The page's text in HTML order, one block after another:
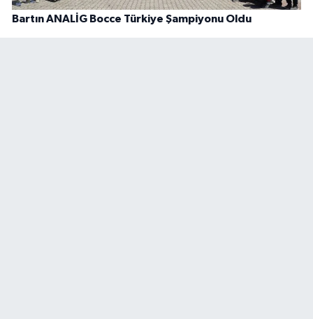
Bartın ANALİG Bocce Türkiye Şampiyonu Oldu